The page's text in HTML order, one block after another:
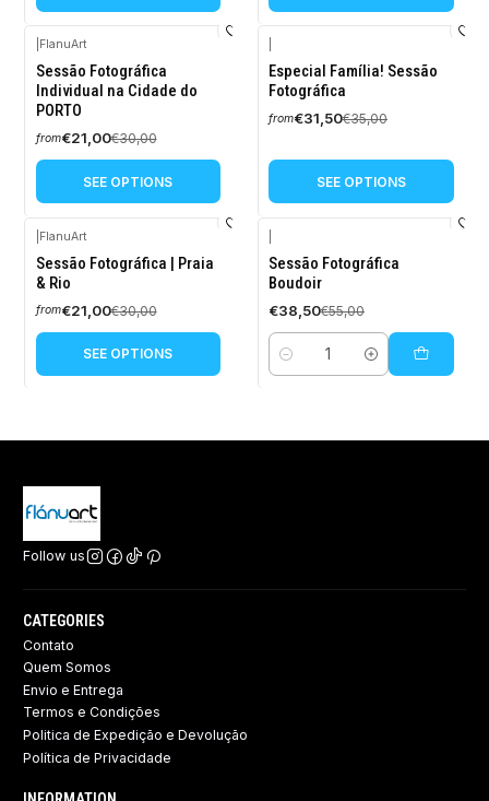
-30%
OFF
New
FlanuArt
Sessão Fotográfica
Individual na Cidade do
PORTO
from€21,00€30,00
SEE OPTIONS
-10%
OFF
Especial Família! Sessão
Fotográfica
from€31,50€35,00
SEE OPTIONS
-30%
OFF
FlanuArt
Sessão Fotográfica | Praia
& Rio
from€21,00€30,00
SEE OPTIONS
-30%
OFF
Sessão Fotográfica
Boudoir
€38,50€55,00
Quantity
Follow us
CATEGORIES
Contato
Quem Somos
Envio e Entrega
Termos e Condições
Politica de Expedição e Devolução ​
Política de Privacidade